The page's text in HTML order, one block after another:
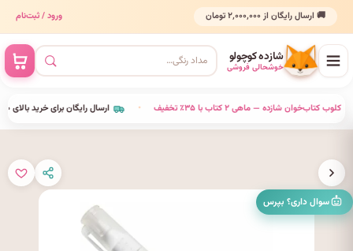
🚚 ارسال رایگان از ۲٬۰۰۰٬۰۰۰ تومان ورود / ثبت‌نام
شازده کوچولو
خوشحالی فروشی
ارسال رایگان برای خرید بالای • کلوب کتاب‌خوان شازده — ماهی ۲ کتاب با ۳۵٪ تخفیف
سوال داری؟ بپرس